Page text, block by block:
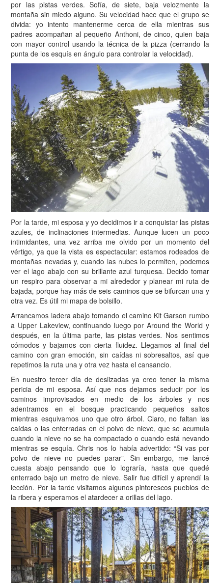
por las pistas verdes. Sofía, de siete, baja velozmente la
montaña sin miedo alguno. Su velocidad hace que el grupo se
divida: yo intento mantenerme cerca de ella mientras sus
padres acompañan al pequeño Anthoni, de cinco, quien baja
con mayor control usando la técnica de la pizza (cerrando la
punta de los esquís en ángulo para controlar la velocidad).
Por la tarde, mi esposa y yo decidimos ir a conquistar las pistas
azules, de inclinaciones intermedias. Aunque lucen un poco
intimidantes, una vez arriba me olvido por un momento del
vértigo, ya que la vista es espectacular: estamos rodeados de
montañas nevadas y, cuando las nubes lo permiten, podemos
ver el lago abajo con su brillante azul turquesa. Decido tomar
un respiro para observar a mi alrededor y planear mi ruta de
bajada, porque hay más de seis caminos que se bifurcan una y
otra vez. Es útil mi mapa de bolsillo.
Arrancamos ladera abajo tomando el camino Kit Garson rumbo
a Upper Lakeview, continuando luego por Around the World y
después, en la última parte, las pistas verdes. Nos sentimos
cómodos y bajamos con cierta fluidez. Llegamos al final del
camino con gran emoción, sin caídas ni sobresaltos, así que
repetimos la ruta una y otra vez hasta el cansancio.
En nuestro tercer día de deslizadas ya creo tener la misma
pericia de mi esposa. Así que nos dejamos seducir por los
caminos improvisados en medio de los árboles y nos
adentramos en el bosque practicando pequeños saltos
mientras esquivamos uno que otro árbol. Claro, no faltan las
caídas o las enterradas en el polvo de nieve, que se acumula
cuando la nieve no se ha compactado o cuando está nevando
mientras se esquía. Chris nos lo había advertido: “Si vas por
polvo de nieve no puedes parar”. Sin embargo, me lancé
cuesta abajo pensando que lo lograría, hasta que quedé
enterrado bajo un metro de nieve. Salir fue difícil y aprendí la
lección. Por la tarde visitamos algunos pintorescos pueblos de
la ribera y esperamos el atardecer a orillas del lago.